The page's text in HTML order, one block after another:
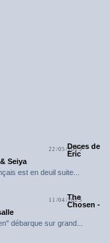
22/05/2025Deces de
Eric
Seiya
est en deuil suite...
11/04/2025
The
Chosen -
débarque sur grand...